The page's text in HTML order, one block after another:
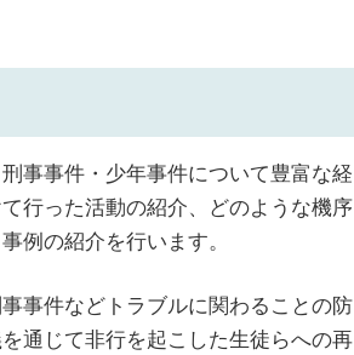
事事件・少年事件について豊富な経
行った活動の紹介、どのような機序
例の紹介を行います。
事件などトラブルに関わることの防
通じて非行を起こした生徒らへの再